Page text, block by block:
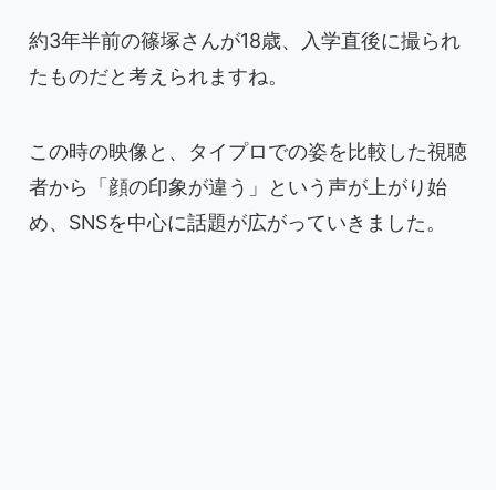
約3年半前の篠塚さんが18歳、入学直後に撮られ
たものだと考えられますね。
この時の映像と、タイプロでの姿を比較した視聴
者から「顔の印象が違う」という声が上がり始
め、SNSを中心に話題が広がっていきました。